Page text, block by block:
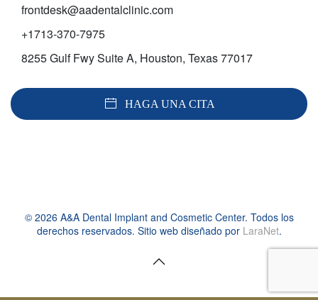
frontdesk@aadentalclinic.com
+1713-370-7975
8255 Gulf Fwy Suite A, Houston, Texas 77017
HAGA UNA CITA
© 2026 A&A Dental Implant and Cosmetic Center. Todos los
derechos reservados. Sitio web diseñado por LaraNet.